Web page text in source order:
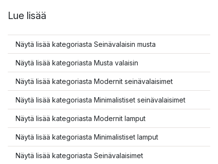
Lue lisää
Näytä lisää kategoriasta Seinävalaisin musta
Näytä lisää kategoriasta Musta valaisin
Näytä lisää kategoriasta Modernit seinävalaisimet
Näytä lisää kategoriasta Minimalistiset seinävalaisimet
Näytä lisää kategoriasta Modernit lamput
Näytä lisää kategoriasta Minimalistiset lamput
Näytä lisää kategoriasta Seinävalaisimet